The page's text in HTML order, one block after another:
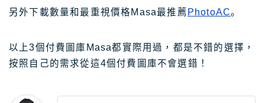
另外下載數量和最重視價格Masa最推薦 PhotoAC。
以上3個付費圖庫Masa都實際用過，都是不錯的選擇，
按照自己的需求從這4個付費圖庫不會選錯！